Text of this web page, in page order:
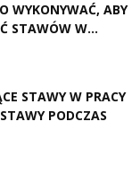
WYKONYWAĆ, ABY
STAWÓW W...
STAWY W PRACY
PODCZAS